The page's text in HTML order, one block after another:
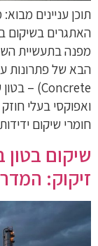
מפנה בתעשיית
ואפוקסי בעלי
חומרי שיקום
שיקום
זיקוק: